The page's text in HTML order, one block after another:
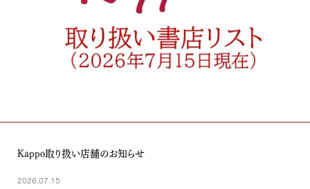
Kappo取り扱い店舗のお知らせ
2026.07.15